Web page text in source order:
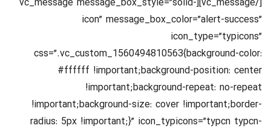
[/vc_message][vc_message message_box_style=”solid-
icon” message_box_color=”alert-success”
icon_type=”typicons”
css=”.vc_custom_1560494810563{background-color:
#ffffff !important;background-position: center
!important;background-repeat: no-repeat
!important;background-size: cover !important;border-
radius: 5px !important;}” icon_typicons=”typcn typcn-